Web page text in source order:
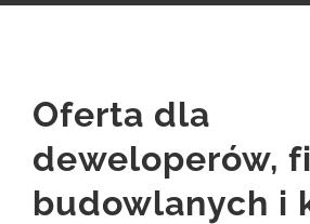
Oferta dla
deweloperów,
budowlanych i